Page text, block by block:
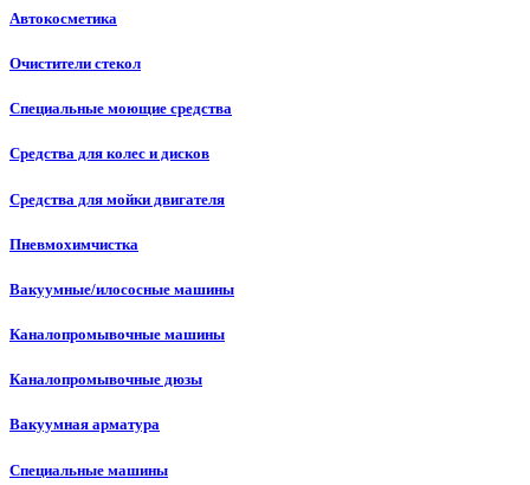
Автокосметика
Очистители стекол
Специальные моющие средства
Средства для колес и дисков
Средства для мойки двигателя
Пневмохимчистка
Вакуумные/илососные машины
Каналопромывочные машины
Каналопромывочные дюзы
Вакуумная арматура
Специальные машины